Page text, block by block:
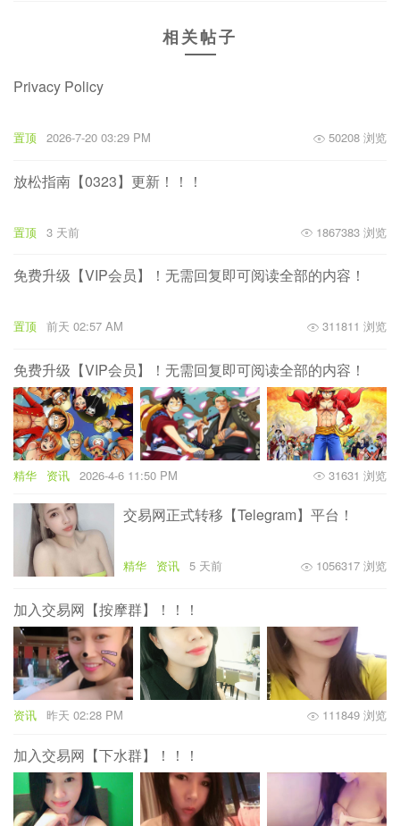
相关帖子
Privacy Policy
置顶 2026-7-20 03:29 PM 50208 浏览
放松指南【0323】更新！！！
置顶 3 天前 1867383 浏览
免费升级【VIP会员】！无需回复即可阅读全部的内容！
置顶 前天 02:57 AM 311811 浏览
免费升级【VIP会员】！无需回复即可阅读全部的内容！
精华 资讯 2026-4-6 11:50 PM 31631 浏览
交易网正式转移【Telegram】平台！
精华 资讯 5 天前 1056317 浏览
加入交易网【按摩群】！！！
资讯 昨天 02:28 PM 111849 浏览
加入交易网【下水群】！！！